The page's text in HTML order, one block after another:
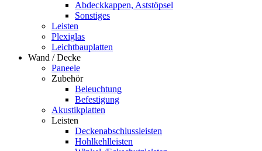
Abdeckkappen, Aststöpsel
Sonstiges
Leisten
Plexiglas
Leichtbauplatten
Wand / Decke
Paneele
Zubehör
Beleuchtung
Befestigung
Akustikplatten
Leisten
Deckenabschlussleisten
Hohlkehlleisten